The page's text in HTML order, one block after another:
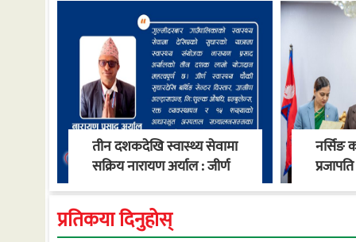
तीन दशकदेखि स्वास्थ्य सेवामा
सक्रिय नारायण अर्याल : जीर्ण
स्वास्थ्य चौकीदेखि
गाउँपालिकाको स्वास्थ्य
रूपान्तरण सम्म
नर्सिङ
नियुक्त
प्रतिकया दिनुहोस्